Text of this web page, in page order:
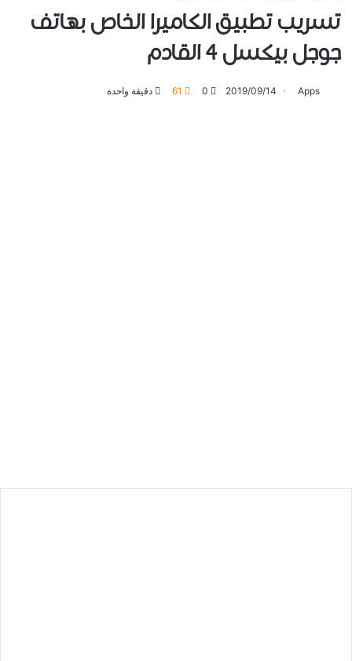
ﺗﺴﺮﻳﺐ ﺗﻄﺒﻴﻖ ﺍﻟﻜﺎﻣﻴﺮﺍ الخاص بهاتف
ﺟﻮﺟﻞ ﺑﻴﻜﺴﻞ 4 القادم
Apps
2019/09/14
0
61 دقيقة واحدة